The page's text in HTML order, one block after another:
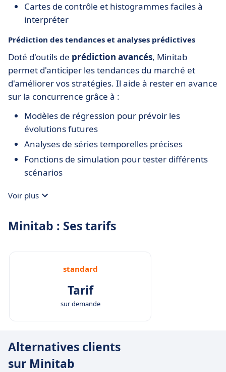
Cartes de contrôle et histogrammes faciles à
interpréter
Prédiction des tendances et analyses prédictives
Doté d'outils de prédiction avancés, Minitab
permet d'anticiper les tendances du marché et
d'améliorer vos stratégies. Il aide à rester en avance
sur la concurrence grâce à :
Modèles de régression pour prévoir les
évolutions futures
Analyses de séries temporelles précises
Fonctions de simulation pour tester différents
scénarios
Voir plus
Minitab : Ses tarifs
standard
Tarif
sur demande
Alternatives clients
sur Minitab